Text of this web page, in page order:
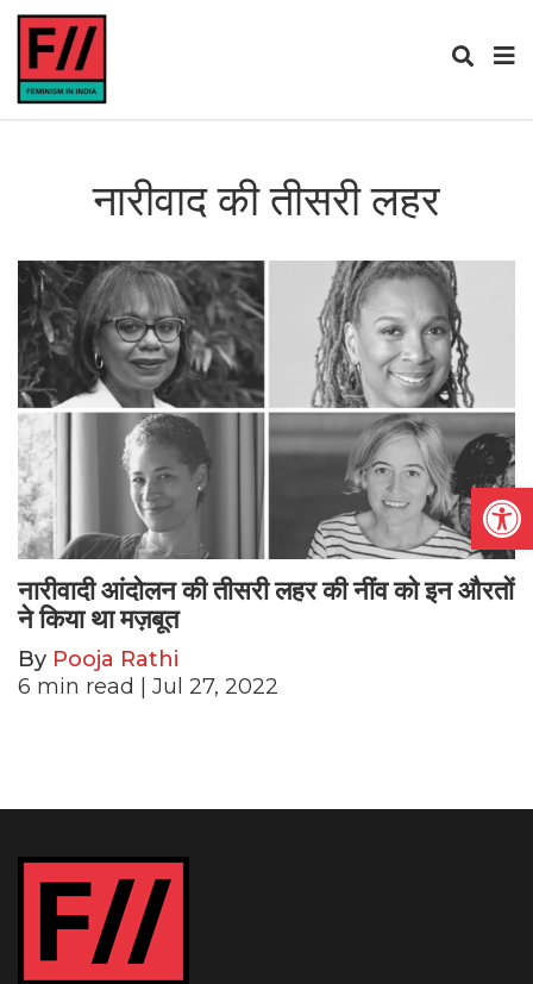
नारीवाद की तीसरी लहर
नारीवादी आंदोलन की तीसरी लहर की नींव को इन औरतों
ने किया था मज़बूत
By Pooja Rathi
6 min read | Jul 27, 2022